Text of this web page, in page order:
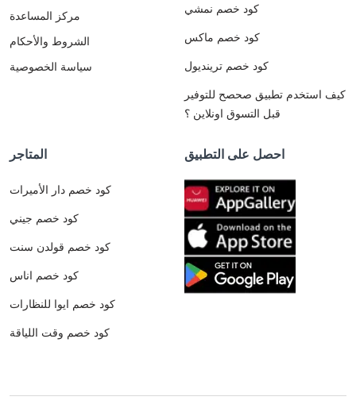
مركز المساعدة
الشروط والأحكام
سياسة الخصوصية
كود خصم نمشي
كود خصم ماكس
كود خصم ترينديول
كيف استخدم تطبيق صحصح للتوفير
قبل التسوق اونلاين ؟
المتاجر
كود خصم دار الأميرات
كود خصم جيني
كود خصم قولدن سنت
كود خصم اناس
كود خصم ايوا للنظارات
كود خصم وقت اللياقة
احصل على التطبيق